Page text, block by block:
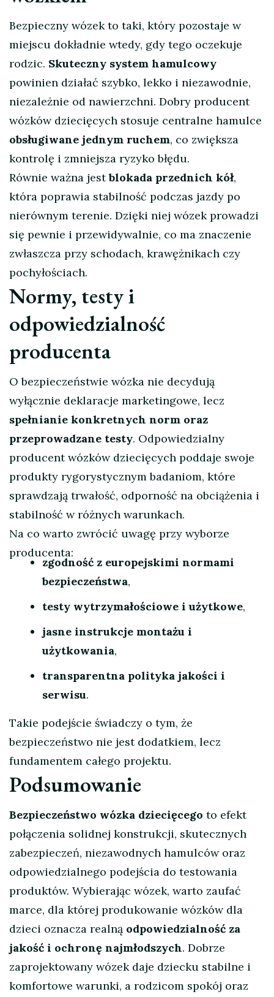
Bezpieczny wózek to taki, który pozostaje w
miejscu dokładnie wtedy, gdy tego oczekuje
rodzic. Skuteczny system hamulcowy
powinien działać szybko, lekko i niezawodnie,
niezależnie od nawierzchni. Dobry producent
wózków dziecięcych stosuje centralne hamulce
obsługiwane jednym ruchem, co zwiększa
kontrolę i zmniejsza ryzyko błędu.
Równie ważna jestblokada przednich kół,
która poprawia stabilność podczas jazdy po
nierównym terenie. Dzięki niej wózek prowadzi
się pewnie i przewidywalnie, co ma znaczenie
zwłaszcza przy schodach, krawężnikach czy
pochyłościach.
Normy, testy i
odpowiedzialność
producenta
O bezpieczeństwie wózka nie decydują
wyłącznie deklaracje marketingowe, lecz
spełnianie konkretnych norm oraz
przeprowadzane testy. Odpowiedzialny
producent wózków dziecięcych poddaje swoje
produkty rygorystycznym badaniom, które
sprawdzają trwałość, odporność na obciążenia i
stabilność w różnych warunkach.
Na co warto zwrócić uwagę przy wyborze
producenta:
zgodność z europejskimi normami
bezpieczeństwa,
testy wytrzymałościowe i użytkowe,
jasne instrukcje montażu i
użytkowania,
transparentna polityka jakości i
serwisu.
Takie podejście świadczy o tym, że
bezpieczeństwo nie jest dodatkiem, lecz
fundamentem całego projektu.
Podsumowanie
Bezpieczeństwo wózka dziecięcego to efekt
połączenia solidnej konstrukcji, skutecznych
zabezpieczeń, niezawodnych hamulców oraz
odpowiedzialnego podejścia do testowania
produktów. Wybierając wózek, warto zaufać
marce, dla której produkowanie wózków dla
dzieci oznacza realną odpowiedzialność za
jakość i ochronę najmłodszych. Dobrze
zaprojektowany wózek daje dziecku stabilne i
komfortowe warunki, a rodzicom spokój oraz